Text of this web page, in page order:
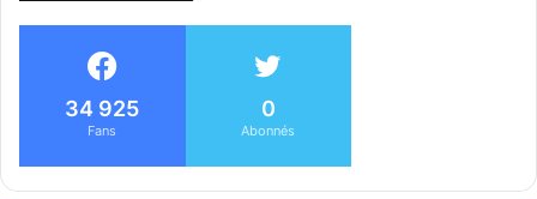
34 925
Fans
0
Abonnés